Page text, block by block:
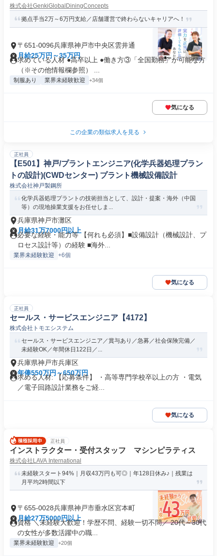
株式会社GenkiGlobalDiningConcepts
拠点手当2万～6万円支給／店舗運営で終わらないキャリアへ！
〒651-0096兵庫県神戸市中央区雲井通
月給25万円～35万円
求めている人材 ●高卒以上 ●働き方③「全国勤務」が可能な方
（※その他情報欄参照） ...
制服あり 業界未経験歓迎 +34個
気になる
この企業の類似求人を見る
正社員
【E501】神戸/プラントエンジニア(化学兵器処理プラン
トの設計)(CWDセンター) プラント機械設備設計
株式会社神戸製鋼所
化学兵器処理プラントの技術担当として、設計・提案・海外（中国
等）の現地操業支援をお任せしま...
兵庫県神戸市灘区
月給31万7000円以上
必要な経験・能力等 【何れも必須】■設備設計（機械設計、プ
ロセス設計等）の経験 ■海外...
業界未経験歓迎 +6個
気になる
正社員
セールス・サービスエンジニア【4172】
株式会社トモエシステム
セールス・サービスエンジニア／賞与あり／急募／社会保険完備／
未経験OK／年間休日122日／...
兵庫県神戸市兵庫区
年俸550万円～650万円
求める人材: 【応募条件】 ・高等専門学校卒以上の方 ・電気
／電子回路設計業務をご経...
気になる
正社員
インストラクター・受付スタッフ マシンピラティス
株式会社LAVA International
未経験スタート94%｜月収43万円も可◎｜年128日休み♪｜残業は
月平均2時間以下
〒655-0028兵庫県神戸市垂水区宮本町
月給27万5000円以上
資格 ＼未経験大歓迎！学歴不問、経験一切不問／ 20代～30代
の女性が多数活躍中の職...
業界未経験歓迎 +20個